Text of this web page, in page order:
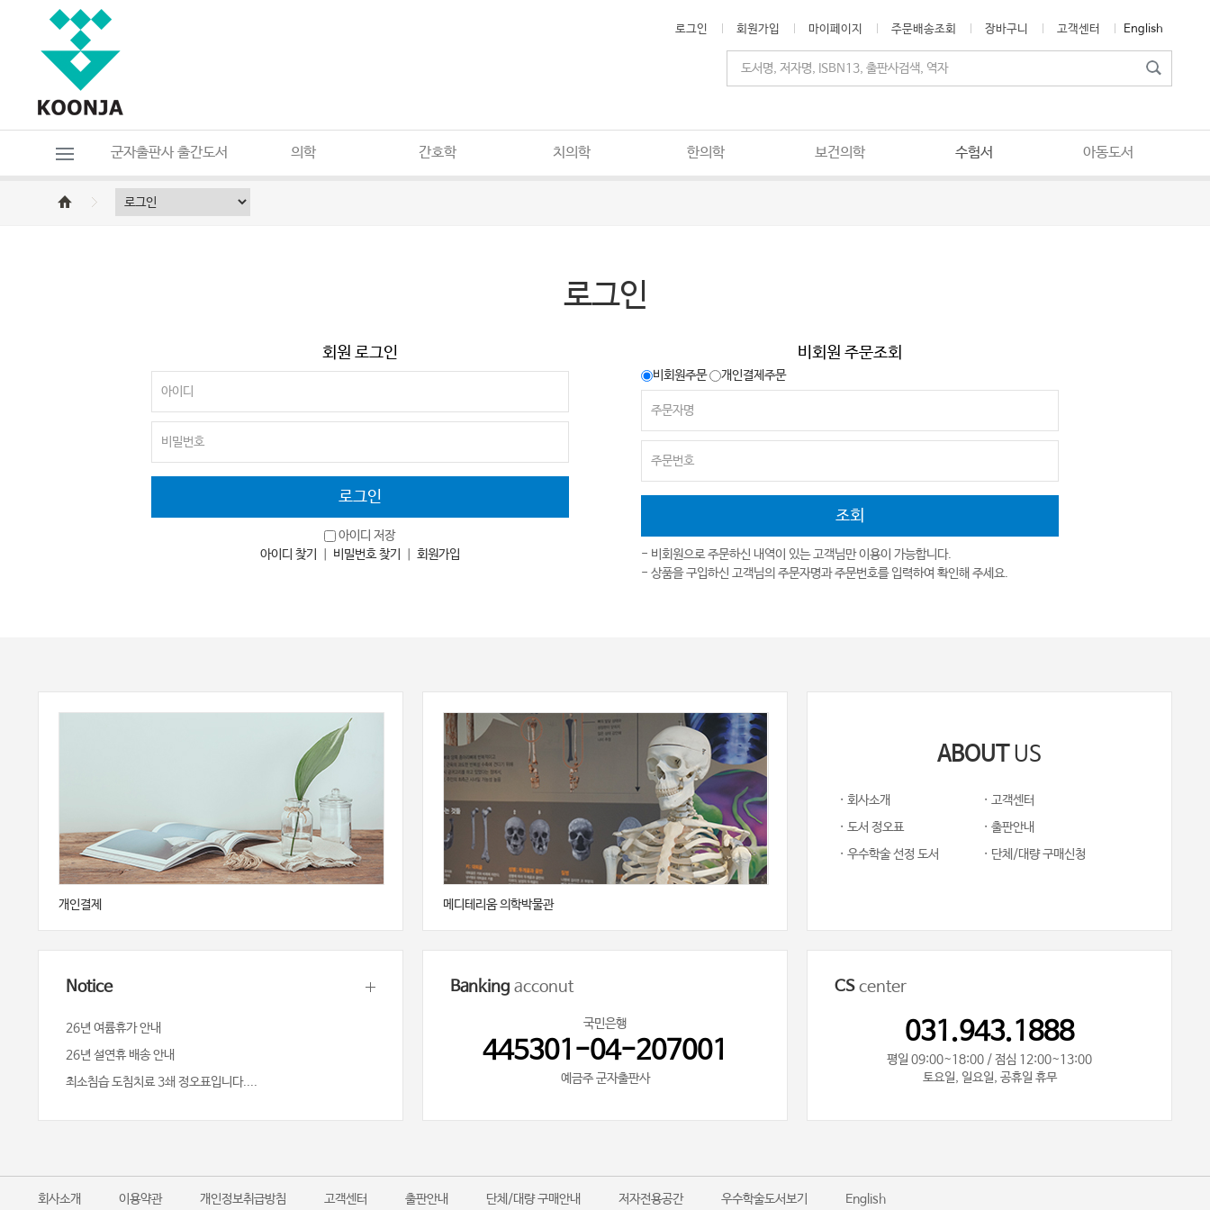
로그인 회원가입 마이페이지 주문배송조회 장바구니 고객센터 English
군자출판사 출간도서 의학 간호학 치의학 한의학 보건의학 수험서 아동도서
로그인
회원 로그인
아이디 저장
아이디 찾기
비밀번호 찾기 회원가입
비회원 주문조회
비회원주문 개인결제주문
- 비회원으로 주문하신 내역이 있는 고객님만 이용이 가능합니다.
- 상품을 구입하신 고객님의 주문자명과 주문번호를 입력하여 확인해 주세요.
개인결제 메디테리움 의학박물관
ABOUT US
· 회사소개
· 고객센터
· 도서 정오표
· 출판안내
· 우수학술 선정 도서
· 단체/대량 구매신청
Notice
26년 여륨휴가 안내
26년 설연휴 배송 안내
최소침습 도침치료 3쇄 정오표입니다....
Banking acconut
국민은행
445301-04-207001
예금주 군자출판사
CS center
031.943.1888
평일 09:00~18:00 / 점심 12:00~13:00
토요일, 일요일, 공휴일 휴무
회사소개 이용약관 개인정보취급방침 고객센터 출판안내 단체/대량 구매안내 저자전용공간 우수학술도서보기 English